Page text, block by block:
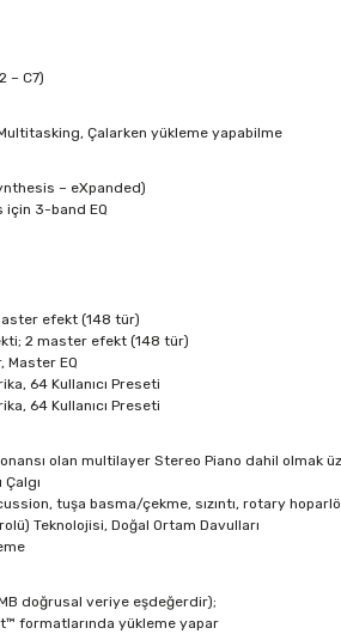
– C7)
Çalarken yükleme yapabilme
– eXpanded)
için 3-band EQ
efekt (148 tür)
2 master efekt (148 tür)
EQ
64 Kullanıcı Preseti
64 Kullanıcı Preseti
olan multilayer Stereo Piano dahil olmak
Çalgı
tuşa basma/çekme, sızıntı, rotary
Teknolojisi, Doğal Ortam Davulları
MB doğrusal veriye eşdeğerdir);
formatlarında yükleme yapar